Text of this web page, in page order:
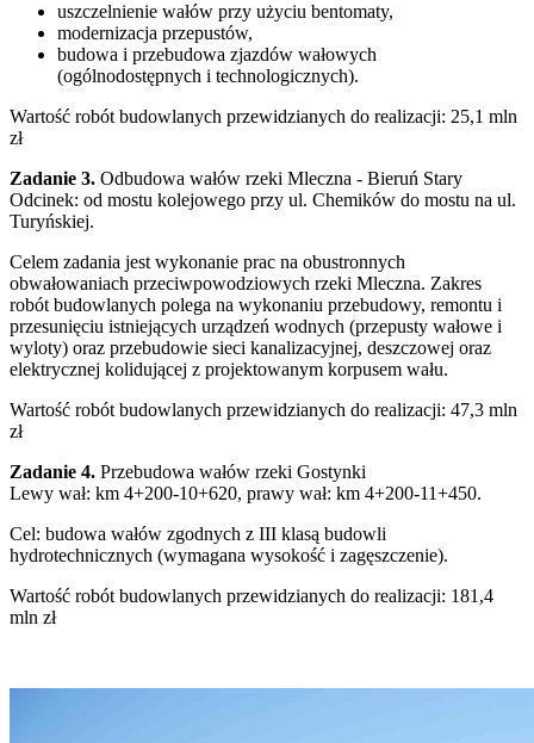
uszczelnienie wałów przy użyciu bentomaty,
modernizacja przepustów,
budowa i przebudowa zjazdów wałowych
(ogólnodostępnych i technologicznych).
Wartość robót budowlanych przewidzianych do realizacji: 25,1 mln
zł
Zadanie 3. Odbudowa wałów rzeki Mleczna - Bieruń Stary
Odcinek: od mostu kolejowego przy ul. Chemików do mostu na ul.
Turyńskiej.
Celem zadania jest wykonanie prac na obustronnych
obwałowaniach przeciwpowodziowych rzeki Mleczna. Zakres
robót budowlanych polega na wykonaniu przebudowy, remontu i
przesunięciu istniejących urządzeń wodnych (przepusty wałowe i
wyloty) oraz przebudowie sieci kanalizacyjnej, deszczowej oraz
elektrycznej kolidującej z projektowanym korpusem wału.
Wartość robót budowlanych przewidzianych do realizacji: 47,3 mln
zł
Zadanie 4. Przebudowa wałów rzeki Gostynki
Lewy wał: km 4+200-10+620, prawy wał: km 4+200-11+450.
Cel: budowa wałów zgodnych z III klasą budowli
hydrotechnicznych (wymagana wysokość i zagęszczenie).
Wartość robót budowlanych przewidzianych do realizacji: 181,4
mln zł